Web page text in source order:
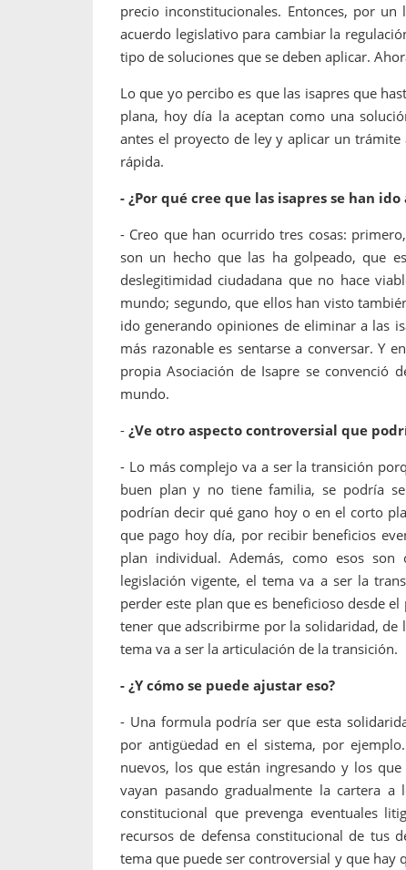
precio inconstitucionales. Entonces, por
acuerdo legislativo para cambiar la
tipo de soluciones que se deben aplicar.
Lo que yo percibo es que las isapres que
plana, hoy día la aceptan como una
antes el proyecto de ley y aplicar un
rápida.
- ¿Por qué cree que las isapres se han
- Creo que han ocurrido tres cosas:
son un hecho que las ha golpeado, que
deslegitimidad ciudadana que no hace
mundo; segundo, que ellos han visto
ido generando opiniones de eliminar a las
más razonable es sentarse a conversar. Y
propia Asociación de Isapre se convenció
mundo.
- ¿Ve otro aspecto controversial que
- Lo más complejo va a ser la transición
buen plan y no tiene familia, se podría
podrían decir qué gano hoy o en el corto
que pago hoy día, por recibir beneficios
plan individual. Además, como esos
legislación vigente, el tema va a ser la
perder este plan que es beneficioso desde
tener que adscribirme por la solidaridad, de
tema va a ser la articulación de la transición.
- ¿Y cómo se puede ajustar eso?
- Una formula podría ser que esta
por antigüedad en el sistema, por
nuevos, los que están ingresando y los
vayan pasando gradualmente la cartera
constitucional que prevenga eventuales
recursos de defensa constitucional de tus
tema que puede ser controversial y que hay